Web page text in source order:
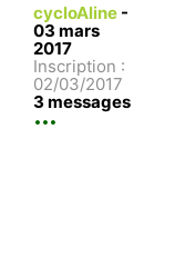
cycloAline -
03 mars
2017
Inscription :
02/03/2017
3 messages